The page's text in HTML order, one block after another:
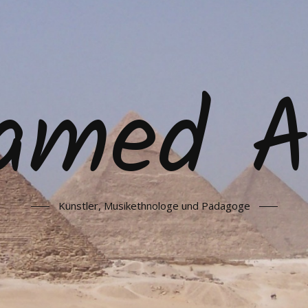
Künstler, Musikethnologe und Pädagoge